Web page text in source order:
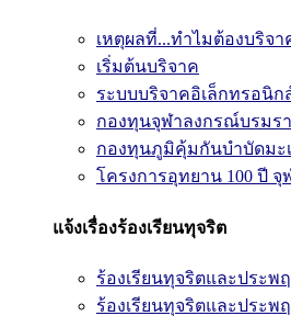
เหตุผลที่...ทำไมต้องบริจา
เริ่มต้นบริจาค
ระบบบริจาคอิเล็กทรอนิก
กองทุนจุฬาลงกรณ์บรมร
กองทุนภูมิคุ้มกันบำบัดมะ
โครงการอุทยาน 100 ปี
แจ้งเรื่องร้องเรียนทุจริต
ร้องเรียนทุจริตและประพ
ร้องเรียนทุจริตและประพ